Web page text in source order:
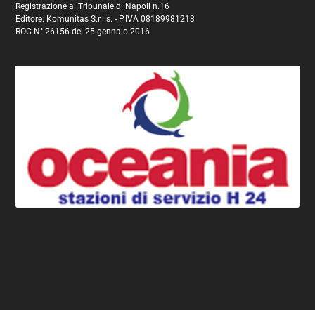
Registrazione al Tribunale di Napoli n.16
Editore: Komunitas S.r.l.s. - P.IVA 08189981213
ROC N° 26156 del 25 gennaio 2016